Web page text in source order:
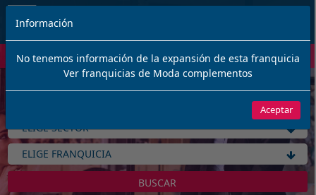
Encuentra franquicias rentables en España
BUSCAR
Información
No tenemos información de la expansión de esta franquicia
Ver franquicias de Moda complementos
Aceptar